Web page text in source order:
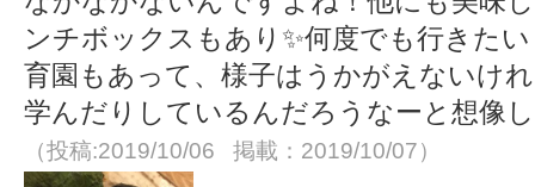
ンチボックスもあり✨何度でも行きた
育園もあって、様子はうかがえないけ
学んだりしているんだろうなーと想像
（投稿:2019/10/06 掲載：2019/10/07）